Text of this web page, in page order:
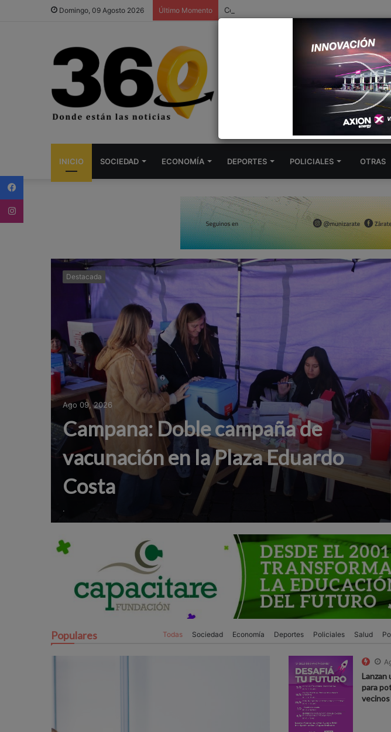
Domingo, 09 Agosto 2026 Último Momento Columna religiosa: hoy “un mundo diferente”
INICIO SOCIEDAD ECONOMÍA DEPORTES POLICIALES OTRAS
Destacada
Ago 09, 2026
Campana: Doble campaña de
vacunación en la Plaza Eduardo
Costa
.
Populares Todas Sociedad Economía Deportes Policiales Salud
Lanzan
para
vecinos